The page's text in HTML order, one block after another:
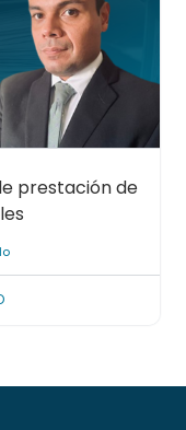
prestación de